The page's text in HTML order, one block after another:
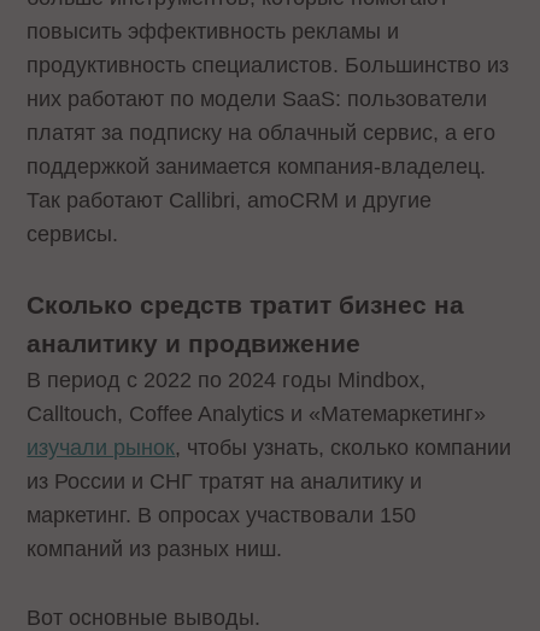
повысить эффективность рекламы и
продуктивность специалистов. Большинство из
них работают по модели SaaS: пользователи
платят за подписку на облачный сервис, а его
поддержкой занимается компания-владелец.
Так работают Callibri, amoCRM и другие
сервисы.
Сколько средств тратит бизнес на
аналитику и продвижение
В период с 2022 по 2024 годы Mindbox,
Calltouch, Coffee Analytics и «Матемаркетинг»
изучали рынок, чтобы узнать, сколько компании
из России и СНГ тратят на аналитику и
маркетинг. В опросах участвовали 150
компаний из разных ниш.
Вот основные выводы.